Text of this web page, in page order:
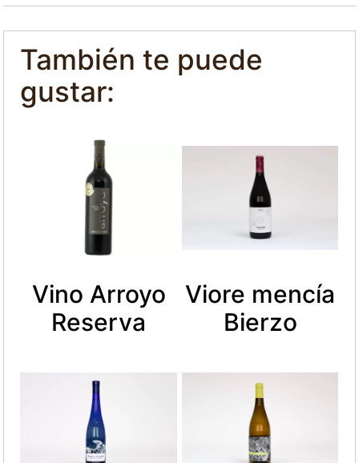
También te puede
gustar:
Vino Arroyo
Reserva
Viore mencía
Bierzo